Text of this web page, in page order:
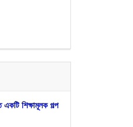
একটি শিক্ষামূলক গল্প